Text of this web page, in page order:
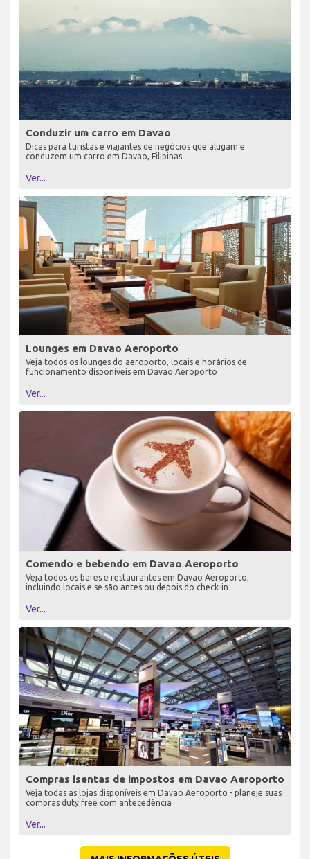
Conduzir um carro em Davao
Dicas para turistas e viajantes de negócios que alugam e
conduzem um carro em Davao, Filipinas
Ver...
Lounges em Davao Aeroporto
Veja todos os lounges do aeroporto, locais e horários de
funcionamento disponíveis em Davao Aeroporto
Ver...
Comendo e bebendo em Davao Aeroporto
Veja todos os bares e restaurantes em Davao Aeroporto,
incluindo locais e se são antes ou depois do check-in
Ver...
Compras isentas de impostos em Davao Aeroporto
Veja todas as lojas disponíveis em Davao Aeroporto - planeje suas
compras duty free com antecedência
Ver...